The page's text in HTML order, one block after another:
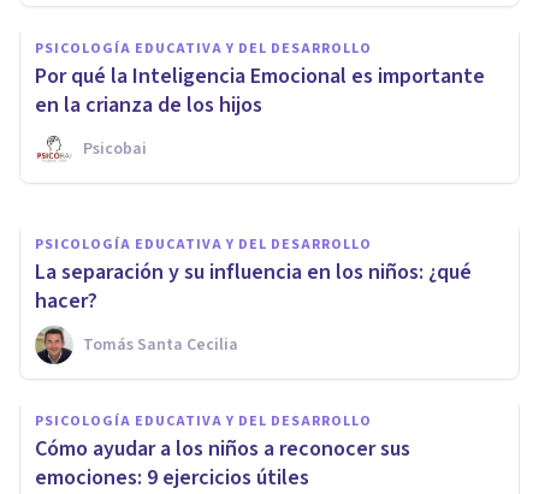
PSICOLOGÍA EDUCATIVA Y DEL DESARROLLO
Por qué la Inteligencia Emocional es importante
en la crianza de los hijos
Psicobai
Apego evitativo (en niños y
adultos): así nos afecta
Arturo Torres
PSICOLOGÍA EDUCATIVA Y DEL DESARROLLO
La separación y su influencia en los niños: ¿qué
hacer?
Tomás Santa Cecilia
PSICOLOGÍA EDUCATIVA Y DEL DESARROLLO
Cómo ayudar a los niños a reconocer sus
emociones: 9 ejercicios útiles